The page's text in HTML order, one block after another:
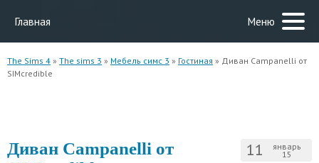
Главная Меню
The Sims 4 » The sims 3 » Мебель симс 3 » Гостиная » Диван Campanelli от
SIMcredible
11 январь
15
Диван Campanelli от